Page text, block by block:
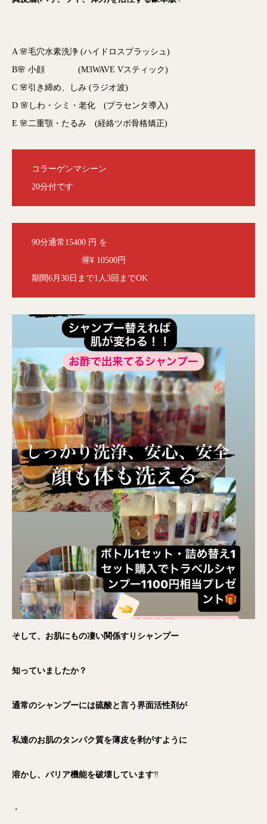
A 🌸毛穴水素洗浄 (ハイドロスプラッシュ)
B🌸 小顔 (M3WAVE Vスティック)
C 🌸引き締め、しみ (ラジオ波)
D 🌸しわ・シミ・老化 (プラセンタ導入)
E 🌸二重顎・たるみ (経絡ツボ骨格矯正)
コラーゲンマシーン
20分付です
90分通常15400 円 を
🉐¥ 10500円
期間6月30日まで1人3回までOK
そして、お肌にもの凄い関係すりシャンプー
知っていましたか？
通常のシャンプーには硫酸と言う界面活性剤が
私達のお肌のタンパク質を薄皮を剥がすように
溶かし、バリア機能を破壊しています‼️
・